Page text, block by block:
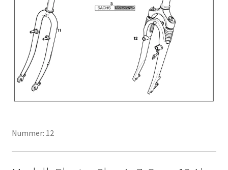
Nummer: 12